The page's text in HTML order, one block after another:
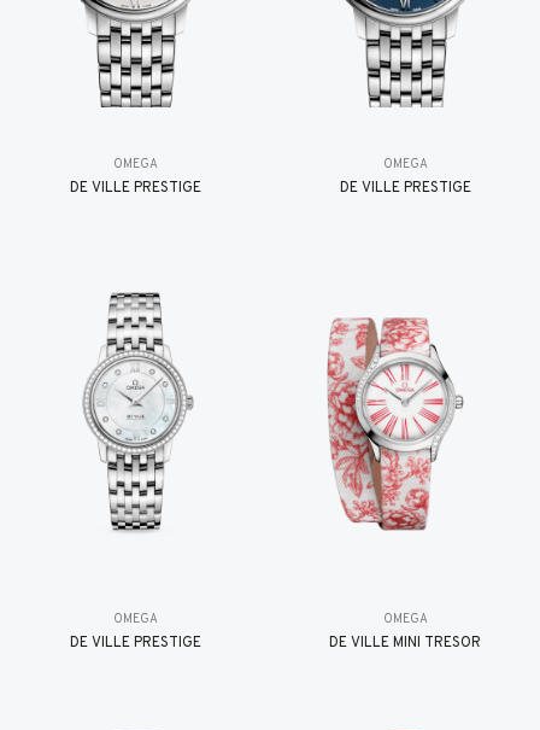
OMEGA
DE VILLE PRESTIGE
OMEGA
DE VILLE PRESTIGE
OMEGA
DE VILLE PRESTIGE
OMEGA
DE VILLE MINI TRÉSOR